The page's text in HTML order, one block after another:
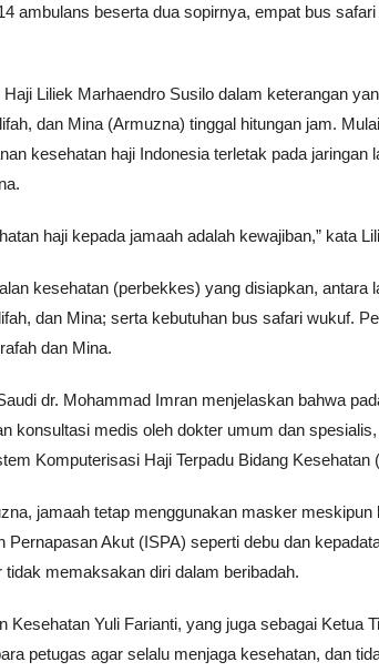
ambulans beserta dua sopirnya, empat bus
Liliek Marhaendro Susilo dalam keterangan
dan Mina (Armuzna) tinggal hitungan jam.
kesehatan haji Indonesia terletak pada jaringan
haji kepada jamaah adalah kewajiban,” kata
kesehatan (perbekkes) yang disiapkan, antara
dan Mina; serta kebutuhan bus safari wukuf.
dan Mina.
dr. Mohammad Imran menjelaskan bahwa
konsultasi medis oleh dokter umum dan
Komputerisasi Haji Terpadu Bidang Kesehatan
jamaah tetap menggunakan masker meskipun
Akut (ISPA) seperti debu dan
memaksakan diri dalam beribadah.
Yuli Farianti, yang juga sebagai Ketua
petugas agar selalu menjaga kesehatan, dan